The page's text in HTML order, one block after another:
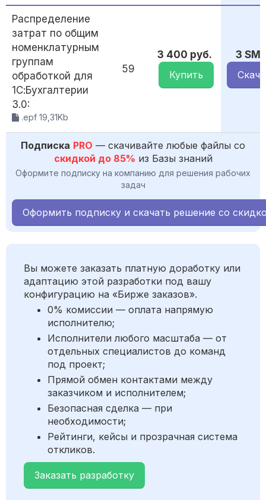
Распределение
затрат по общим
номенклатурным
группам
обработкой для
1С:Бухгалтерии
3.0:
.epf 19,31Kb
59
3 400 руб.
Купить
3 SM
Подписка PRO — скачивайте любые файлы со
скидкой до 85% из Базы знаний
Оформите подписку на компанию для решения рабочих
задач
Оформить подписку и скачать решение со
Вы можете заказать платную доработку или
адаптацию этой разработки под вашу
конфигурацию на «Бирже заказов».
0% комиссии — оплата напрямую
исполнителю;
Исполнители любого масштаба — от
отдельных специалистов до команд
под проект;
Прямой обмен контактами между
заказчиком и исполнителем;
Безопасная сделка — при
необходимости;
Рейтинги, кейсы и прозрачная система
откликов.
Заказать разработку